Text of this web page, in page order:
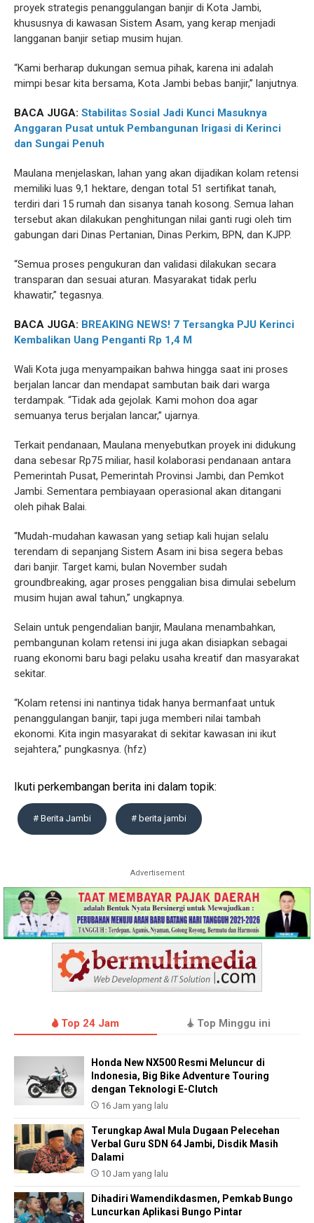
proyek strategis penanggulangan banjir di Kota Jambi,
khususnya di kawasan Sistem Asam, yang kerap menjadi
langganan banjir setiap musim hujan.
“Kami berharap dukungan semua pihak, karena ini adalah
mimpi besar kita bersama, Kota Jambi bebas banjir,” lanjutnya.
BACA JUGA: Stabilitas Sosial Jadi Kunci Masuknya
Anggaran Pusat untuk Pembangunan Irigasi di Kerinci
dan Sungai Penuh
Maulana menjelaskan, lahan yang akan dijadikan kolam retensi
memiliki luas 9,1 hektare, dengan total 51 sertifikat tanah,
terdiri dari 15 rumah dan sisanya tanah kosong. Semua lahan
tersebut akan dilakukan penghitungan nilai ganti rugi oleh tim
gabungan dari Dinas Pertanian, Dinas Perkim, BPN, dan KJPP.
“Semua proses pengukuran dan validasi dilakukan secara
transparan dan sesuai aturan. Masyarakat tidak perlu
khawatir,” tegasnya.
BACA JUGA: BREAKING NEWS! 7 Tersangka PJU Kerinci
Kembalikan Uang Penganti Rp 1,4 M
Wali Kota juga menyampaikan bahwa hingga saat ini proses
berjalan lancar dan mendapat sambutan baik dari warga
terdampak. “Tidak ada gejolak. Kami mohon doa agar
semuanya terus berjalan lancar,” ujarnya.
Terkait pendanaan, Maulana menyebutkan proyek ini didukung
dana sebesar Rp75 miliar, hasil kolaborasi pendanaan antara
Pemerintah Pusat, Pemerintah Provinsi Jambi, dan Pemkot
Jambi. Sementara pembiayaan operasional akan ditangani
oleh pihak Balai.
“Mudah-mudahan kawasan yang setiap kali hujan selalu
terendam di sepanjang Sistem Asam ini bisa segera bebas
dari banjir. Target kami, bulan November sudah
groundbreaking, agar proses penggalian bisa dimulai sebelum
musim hujan awal tahun,” ungkapnya.
Selain untuk pengendalian banjir, Maulana menambahkan,
pembangunan kolam retensi ini juga akan disiapkan sebagai
ruang ekonomi baru bagi pelaku usaha kreatif dan masyarakat
sekitar.
“Kolam retensi ini nantinya tidak hanya bermanfaat untuk
penanggulangan banjir, tapi juga memberi nilai tambah
ekonomi. Kita ingin masyarakat di sekitar kawasan ini ikut
sejahtera,” pungkasnya. (hfz)
Ikuti perkembangan berita ini dalam topik:
# Berita Jambi # berita jambi
Advertisement
Top 24 Jam Top Minggu ini
Honda New NX500 Resmi Meluncur di
Indonesia, Big Bike Adventure Touring
dengan Teknologi E-Clutch
16 Jam yang lalu
Terungkap Awal Mula Dugaan Pelecehan
Verbal Guru SDN 64 Jambi, Disdik Masih
Dalami
10 Jam yang lalu
Dihadiri Wamendikdasmen, Pemkab Bungo
Luncurkan Aplikasi Bungo Pintar